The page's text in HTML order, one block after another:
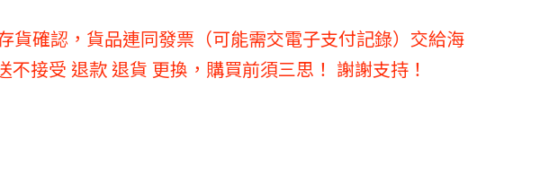
貨確認，貨品連同發票（可能需交電子支付記錄）交給海
接受 退款 退貨 更換，購買前須三思！ 謝謝支持！